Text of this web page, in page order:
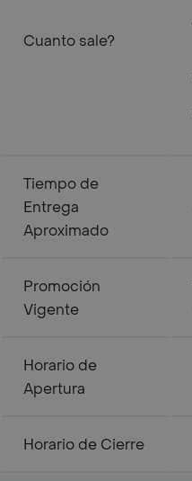
Cuanto sale?
Tiempo de
Entrega
Aproximado
Promoción
Vigente
Horario de
Apertura
Horario de Cierre